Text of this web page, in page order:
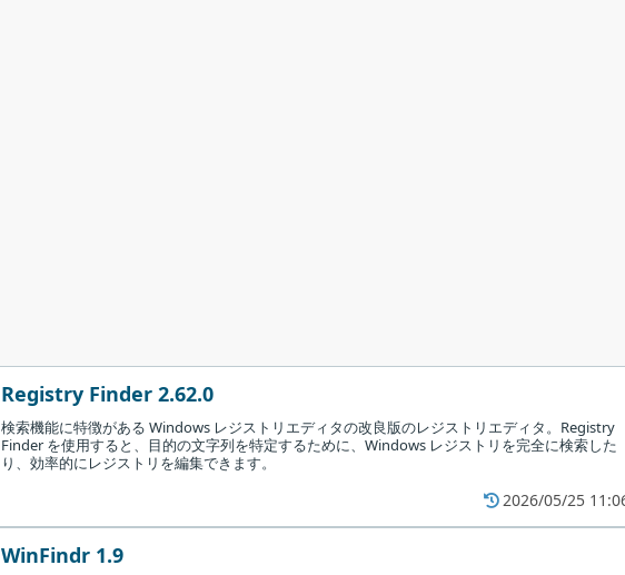
Registry Finder 2.62.0
検索機能に特徴がある Windows レジストリエディタの改良版のレジストリエディタ。Registry
Finder を使用すると、目的の文字列を特定するために、Windows レジストリを完全に検索した
り、効率的にレジストリを編集できます。
2026/05/25
WinFindr 1.9